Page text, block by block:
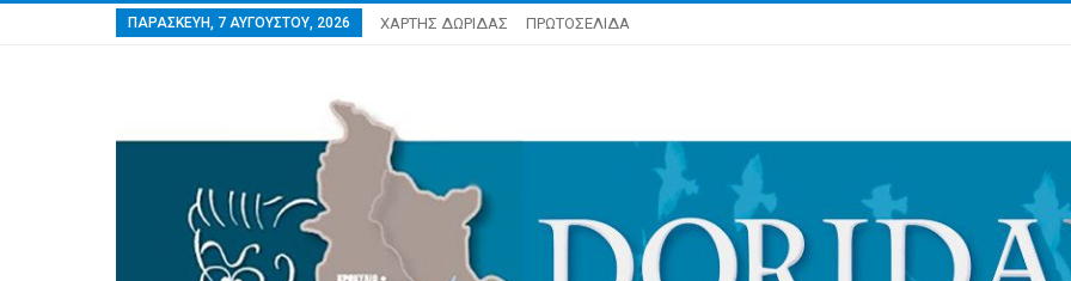
ΠΑΡΑΣΚΕΥΉ, 7 ΑΥΓΟΎΣΤΟΥ, 2026 ΧΑΡΤΗΣ ΔΩΡΙΔΑΣ ΠΡΩΤΟΣΕΛΙΔΑ